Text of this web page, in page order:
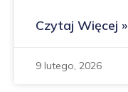
Czytaj Więcej »
9 lutego, 2026